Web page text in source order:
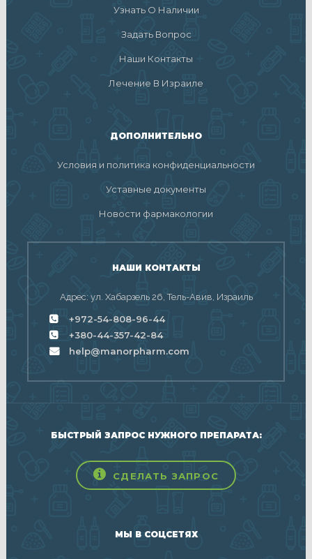
Узнать О Наличии
Задать Вопрос
Наши Контакты
Лечение В Израиле
ДОПОЛНИТЕЛЬНО
Условия и политика конфиденциальности
Уставные документы
Новости фармакологии
НАШИ КОНТАКТЫ
Адрес: ул. Хабарзель 26, Тель-Авив, Израиль
+972-54-808-96-44
+380-44-357-42-84
help@manorpharm.com
БЫСТРЫЙ ЗАПРОС НУЖНОГО ПРЕПАРАТА:
СДЕЛАТЬ ЗАПРОС
МЫ В СОЦСЕТЯХ